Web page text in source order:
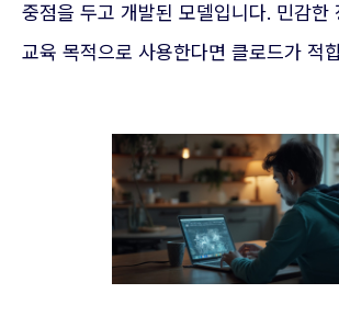
중점을 두고 개발된 모델입니다. 민감한
교육 목적으로 사용한다면 클로드가 적